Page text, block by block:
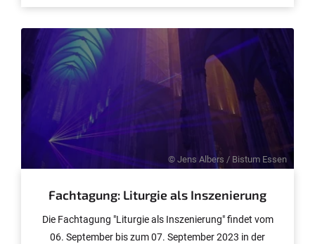
© Jens Albers / Bistum Essen
Fachtagung: Liturgie als Inszenierung
Die Fachtagung "Liturgie als Inszenierung" findet vom
06. September bis zum 07. September 2023 in der